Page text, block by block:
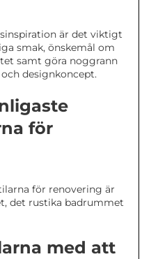
är det viktigt
smak, önskemål om
samt göra noggrann
designkoncept.
för
för renovering är
det rustika badrummet
med att